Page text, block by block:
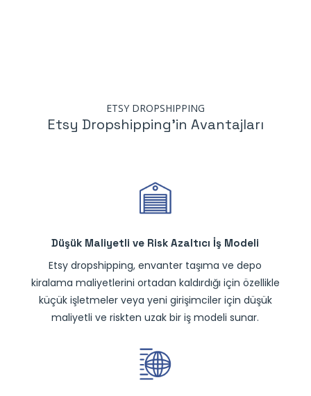
ETSY DROPSHIPPING
Etsy Dropshipping’in Avantajları
Düşük Maliyetli ve Risk Azaltıcı İş Modeli
Etsy dropshipping, envanter taşıma ve depo
kiralama maliyetlerini ortadan kaldırdığı için özellikle
küçük işletmeler veya yeni girişimciler için düşük
maliyetli ve riskten uzak bir iş modeli sunar.